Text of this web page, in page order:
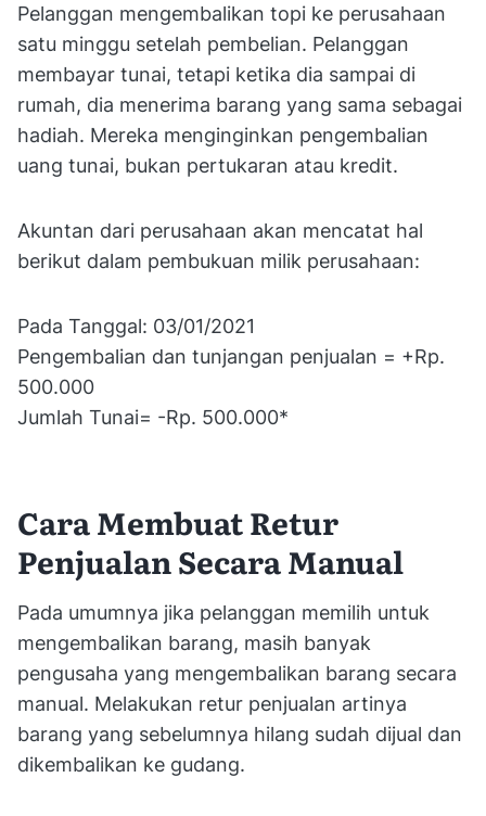
Pelanggan mengembalikan topi ke perusahaan
satu minggu setelah pembelian. Pelanggan
membayar tunai, tetapi ketika dia sampai di
rumah, dia menerima barang yang sama sebagai
hadiah. Mereka menginginkan pengembalian
uang tunai, bukan pertukaran atau kredit.
Akuntan dari perusahaan akan mencatat hal
berikut dalam pembukuan milik perusahaan:
Pada Tanggal: 03/01/2021
Pengembalian dan tunjangan penjualan = +Rp.
500.000
Jumlah Tunai= -Rp. 500.000*
Cara Membuat Retur
Penjualan Secara Manual
Pada umumnya jika pelanggan memilih untuk
mengembalikan barang, masih banyak
pengusaha yang mengembalikan barang secara
manual. Melakukan retur penjualan artinya
barang yang sebelumnya hilang sudah dijual dan
dikembalikan ke gudang.